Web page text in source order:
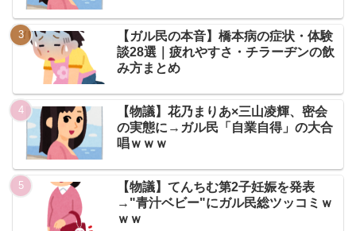
【ガル民の本音】橋本病の症状・体験
談28選｜疲れやすさ・チラーヂンの飲
み方まとめ
【物議】花乃まりあ×三山凌輝、密会
の実態に→ガル民「自業自得」の大合
唱ｗｗｗ
【物議】てんちむ第2子妊娠を発表
→"青汁ベビー"にガル民総ツッコミｗ
ｗｗ